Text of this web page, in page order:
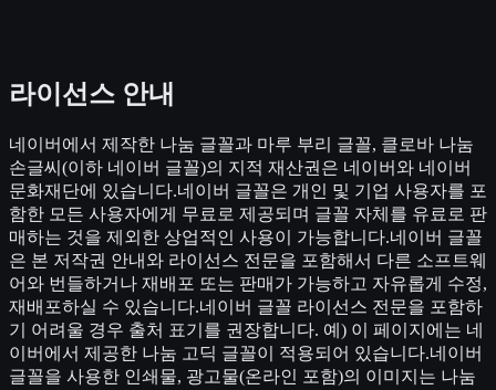
라이선스 안내
네이버에서 제작한 나눔 글꼴과 마루 부리 글꼴, 클로바 나눔
손글씨(이하 네이버 글꼴)의 지적 재산권은 네이버와 네이버
문화재단에 있습니다.네이버 글꼴은 개인 및 기업 사용자를 포
함한 모든 사용자에게 무료로 제공되며 글꼴 자체를 유료로 판
매하는 것을 제외한 상업적인 사용이 가능합니다.네이버 글꼴
은 본 저작권 안내와 라이선스 전문을 포함해서 다른 소프트웨
어와 번들하거나 재배포 또는 판매가 가능하고 자유롭게 수정,
재배포하실 수 있습니다.네이버 글꼴 라이선스 전문을 포함하
기 어려울 경우 출처 표기를 권장합니다. 예) 이 페이지에는 네
이버에서 제공한 나눔 고딕 글꼴이 적용되어 있습니다.네이버
글꼴을 사용한 인쇄물, 광고물(온라인 포함)의 이미지는 나눔